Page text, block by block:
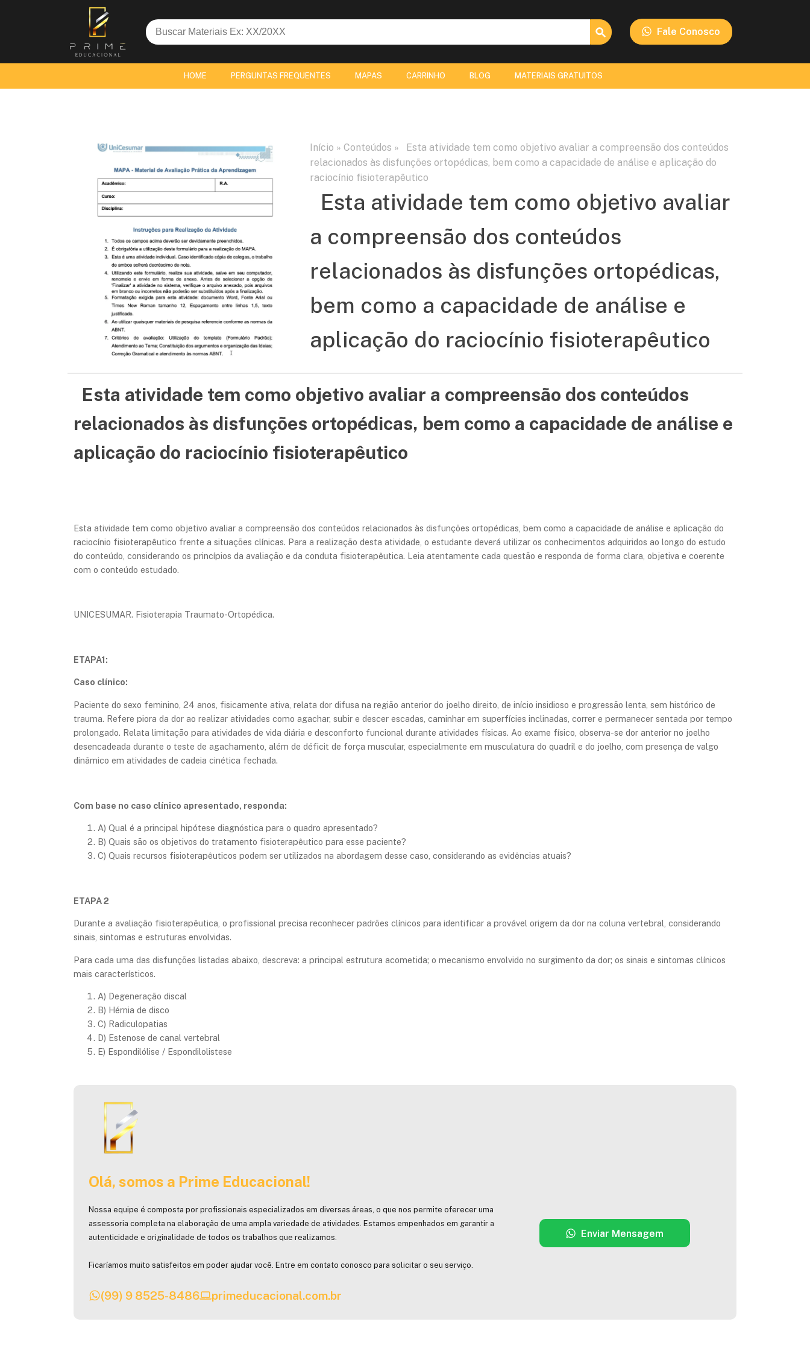
Search
for:
Search Button
Fale Conosco
HOME PERGUNTAS FREQUENTES MAPAS CARRINHO BLOG MATERIAIS GRATUITOS
Início » Conteúdos »
Esta atividade tem como objetivo avaliar a compreensão dos conteúdos
relacionados às disfunções ortopédicas, bem como a capacidade de análise e aplicação do
raciocínio fisioterapêutico
Esta atividade tem como objetivo avaliar
a compreensão dos conteúdos
relacionados às disfunções ortopédicas,
bem como a capacidade de análise e
aplicação do raciocínio fisioterapêutico
Esta atividade tem como objetivo avaliar a compreensão dos conteúdos
relacionados às disfunções ortopédicas, bem como a capacidade de análise e
aplicação do raciocínio fisioterapêutico
Esta atividade tem como objetivo avaliar a compreensão dos conteúdos relacionados às disfunções ortopédicas, bem como a capacidade de análise e aplicação do
raciocínio fisioterapêutico frente a situações clínicas. Para a realização desta atividade, o estudante deverá utilizar os conhecimentos adquiridos ao longo do estudo
do conteúdo, considerando os princípios da avaliação e da conduta fisioterapêutica. Leia atentamente cada questão e responda de forma clara, objetiva e coerente
com o conteúdo estudado.
UNICESUMAR. Fisioterapia Traumato-Ortopédica.​
ETAPA1:
Caso clínico:
Paciente do sexo feminino, 24 anos, fisicamente ativa, relata dor difusa na região anterior do joelho direito, de início insidioso e progressão lenta, sem histórico de
trauma. Refere piora da dor ao realizar atividades como agachar, subir e descer escadas, caminhar em superfícies inclinadas, correr e permanecer sentada por tempo
prolongado. Relata limitação para atividades de vida diária e desconforto funcional durante atividades físicas. Ao exame físico, observa-se dor anterior no joelho
desencadeada durante o teste de agachamento, além de déficit de força muscular, especialmente em musculatura do quadril e do joelho, com presença de valgo
dinâmico em atividades de cadeia cinética fechada.
Com base no caso clínico apresentado, responda:
A) Qual é a principal hipótese diagnóstica para o quadro apresentado?
B) Quais são os objetivos do tratamento fisioterapêutico para esse paciente?
C) Quais recursos fisioterapêuticos podem ser utilizados na abordagem desse caso, considerando as evidências atuais?
ETAPA 2
Durante a avaliação fisioterapêutica, o profissional precisa reconhecer padrões clínicos para identificar a provável origem da dor na coluna vertebral, considerando
sinais, sintomas e estruturas envolvidas.
Para cada uma das disfunções listadas abaixo, descreva: a principal estrutura acometida; o mecanismo envolvido no surgimento da dor; os sinais e sintomas clínicos
mais característicos.
A) Degeneração discal
B) Hérnia de disco
C) Radiculopatias
D) Estenose de canal vertebral
E) Espondilólise / Espondilolistese
Olá, somos a Prime Educacional!
Nossa equipe é composta por profissionais especializados em diversas áreas, o que nos permite oferecer uma
assessoria completa na elaboração de uma ampla variedade de atividades. Estamos empenhados em garantir a
autenticidade e originalidade de todos os trabalhos que realizamos.
Ficaríamos muito satisfeitos em poder ajudar você. Entre em contato conosco para solicitar o seu serviço.
(99) 9 8525-8486 primeducacional.com.br
Enviar Mensagem